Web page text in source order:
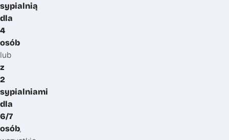
sypialnią
dla
4
osób
lub
z
2
sypialniami
dla
6/7
osób,